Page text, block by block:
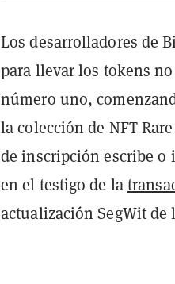
Los desarrolladores de
para llevar los tokens
número uno,
la colección de NFT
de inscripción escribe o
en el testigo de la
actualización SegWit de